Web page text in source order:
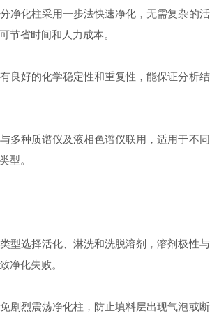
化柱采用一步法快速净化，无需复杂的活
节省时间和人力成本。
好的化学稳定性和重复性，能保证分析结
种质谱仪及液相色谱仪联用，适用于不同
型。
选择活化、淋洗和洗脱溶剂，溶剂极性与
净化失败。
烈震荡净化柱，防止填料层出现气泡或断